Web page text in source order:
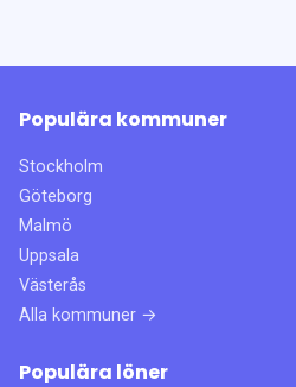
Populära kommuner
Stockholm
Göteborg
Malmö
Uppsala
Västerås
Alla kommuner →
Populära löner